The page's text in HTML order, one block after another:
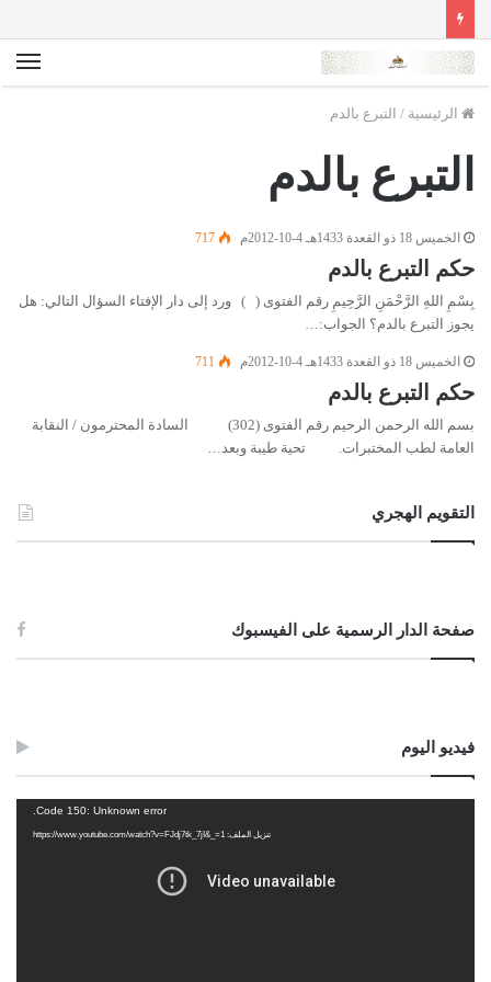
الرئيسية / التبرع بالدم
التبرع بالدم
الخميس 18 ذو القعدة 1433هـ 4-10-2012م 717
حكم التبرع بالدم
بِسْمِ اللهِ الرَّحْمَنِ الرَّحِيمِ رقم الفتوى ( ) ورد إلى دار الإفتاء السؤال التالي: هل
يجوز التبرع بالدم؟ الجواب:…
الخميس 18 ذو القعدة 1433هـ 4-10-2012م 711
حكم التبرع بالدم
بسم الله الرحمن الرحيم رقم الفتوى (302) السادة المحترمون / النقابة
العامة لطب المختبرات. تحية طيبة وبعد…
التقويم الهجري
صفحة الدار الرسمية على الفيسبوك
فيديو اليوم
Code 150: Unknown error.
تنزيل الملف: https://www.youtube.com/watch?v=FJdj7tk_7jI&_=1